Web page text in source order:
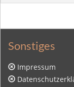
Sonstiges
Impressum